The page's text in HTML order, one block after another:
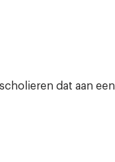
dat aan een